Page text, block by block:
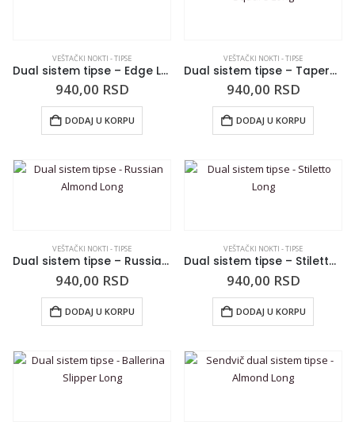
VEŠTAČKI NOKTI - TIPSE
Dual sistem tipse – Edge Long
940,00 RSD
DODAJ U KORPU
VEŠTAČKI NOKTI - TIPSE
Dual sistem tipse – Tapered Square Long
940,00 RSD
DODAJ U KORPU
VEŠTAČKI NOKTI - TIPSE
Dual sistem tipse – Russian Almond Long
940,00 RSD
DODAJ U KORPU
VEŠTAČKI NOKTI - TIPSE
Dual sistem tipse – Stiletto Long
940,00 RSD
DODAJ U KORPU